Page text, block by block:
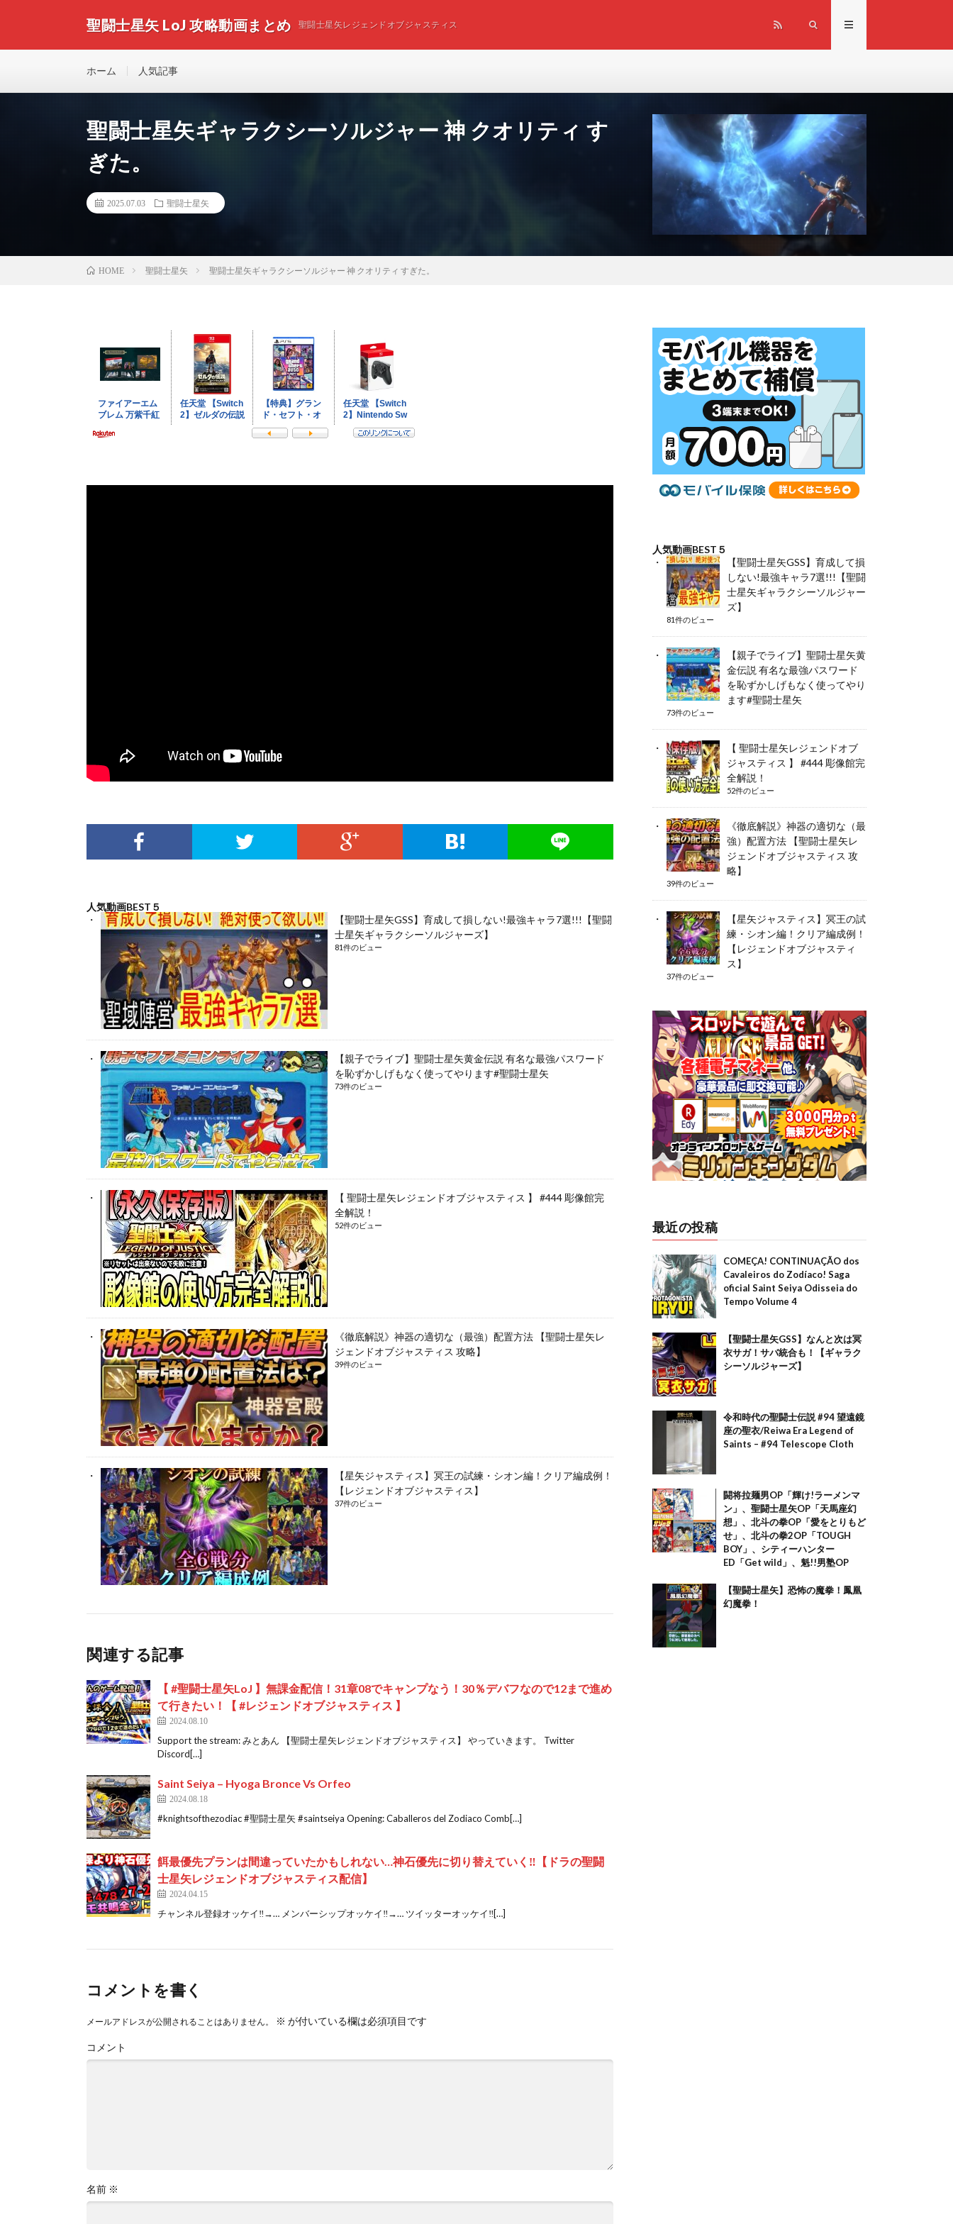
聖闘士星矢 LoJ 攻略動画まとめ 聖闘士星矢レジェンドオブジャスティス
ホーム 人気記事
聖闘士星矢ギャラクシーソルジャー 神 クオリティ す
ぎた。
2025.07.03 聖闘士星矢
HOME 聖闘士星矢 聖闘士星矢ギャラクシーソルジャー 神 クオリティ すぎた。
人気動画BEST５
【聖闘士星矢GSS】育成して損しない!最強キャラ7選!!!【聖闘
士星矢ギャラクシーソルジャーズ】
81件のビュー
【親子でライブ】聖闘士星矢黄金伝説 有名な最強パスワード
を恥ずかしげもなく使ってやります#聖闘士星矢
73件のビュー
【 聖闘士星矢レジェンドオブジャスティス 】 #444 彫像館完
全解説！
52件のビュー
《徹底解説》神器の適切な（最強）配置方法 【聖闘士星矢レ
ジェンドオブジャスティス 攻略】
39件のビュー
【星矢ジャスティス】冥王の試練・シオン編！クリア編成例！
【レジェンドオブジャスティス】
37件のビュー
関連する記事
【 #聖闘士星矢LoJ 】無課金配信！31章08でキャンプなう！30％デバフなので12まで進め
て行きたい！【 #レジェンドオブジャスティス 】
2024.08.10
Support the stream: みとあん 【聖闘士星矢レジェンドオブジャスティス】 やっていきます。 Twitter
Discord[…]
Saint Seiya – Hyoga Bronce Vs Orfeo
2024.08.18
#knightsofthezodiac #聖闘士星矢 #saintseiya Opening: Caballeros del Zodiaco Comb[…]
餌最優先プランは間違っていたかもしれない…神石優先に切り替えていく‼【ドラの聖闘
士星矢レジェンドオブジャスティス配信】
2024.04.15
チャンネル登録オッケイ‼→…​ メンバーシップオッケイ‼→…​ ツイッターオッケイ‼[…]
コメントを書く
メールアドレスが公開されることはありません。 ※ が付いている欄は必須項目です
コメント
名前 ※
人気動画BEST５
【聖闘士星矢GSS】育成して損
しない!最強キャラ7選!!!【聖闘
士星矢ギャラクシーソルジャー
ズ】
81件のビュー
【親子でライブ】聖闘士星矢黄
金伝説 有名な最強パスワード
を恥ずかしげもなく使ってやり
ます#聖闘士星矢
73件のビュー
【 聖闘士星矢レジェンドオブ
ジャスティス 】 #444 彫像館完
全解説！
52件のビュー
《徹底解説》神器の適切な（最
強）配置方法 【聖闘士星矢レ
ジェンドオブジャスティス 攻
略】
39件のビュー
【星矢ジャスティス】冥王の試
練・シオン編！クリア編成例！
【レジェンドオブジャスティ
ス】
37件のビュー
最近の投稿
COMEÇA! CONTINUAÇÃO dos
Cavaleiros do Zodíaco! Saga
oficial Saint Seiya Odisseia do
Tempo Volume 4
【聖闘士星矢GSS】なんと次は冥
衣サガ！サバ統合も！【ギャラク
シーソルジャーズ】
令和時代の聖闘士伝説 #94 望遠鏡
座の聖衣/Reiwa Era Legend of
Saints – #94 Telescope Cloth
闘将拉麺男OP「輝け!ラーメンマ
ン」、聖闘士星矢OP「天馬座幻
想」、北斗の拳OP「愛をとりもど
せ」、北斗の拳2OP「TOUGH
BOY」、シティーハンター
ED「Get wild」、魁!!男塾OP
【聖闘士星矢】恐怖の魔拳！鳳凰
幻魔拳！